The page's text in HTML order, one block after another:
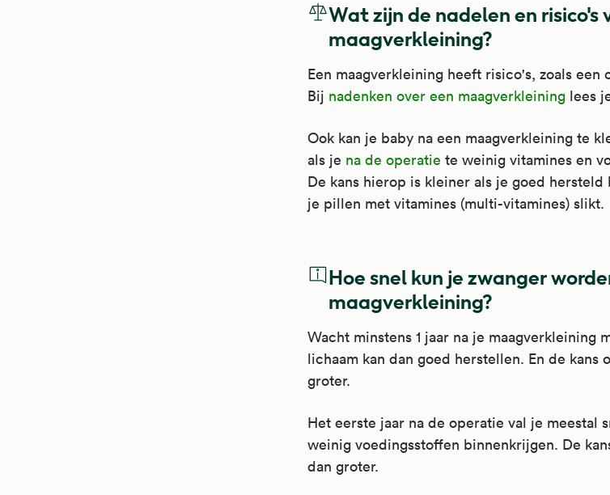
Wat zijn de nadelen en risico's
maagverkleining?
Een maagverkleining heeft risico's, zoals
Bij nadenken over een maagverkleining lees
Ook kan je baby na een maagverkleining te
als je na de operatie te weinig vitamines en
De kans hierop is kleiner als je goed hersteld
je pillen met vitamines (multi-vitamines) slikt.
Hoe snel kun je zwanger
maagverkleining?
Wacht minstens 1 jaar na je maagverkleining
lichaam kan dan goed herstellen. En de kans
groter.
Het eerste jaar na de operatie val je meestal
weinig voedingsstoffen binnenkrijgen. De
dan groter.